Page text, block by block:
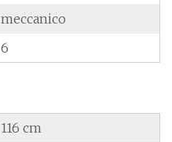
meccanico
6
116 cm